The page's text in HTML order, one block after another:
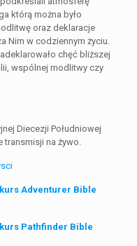
którą można było
oraz deklaracje
Nim w codziennym życiu.
chęć bliższej
wspólnej modlitwy czy
Diecezji Południowej
transmisji na żywo.
Adventurer Bible
Pathfinder Bible